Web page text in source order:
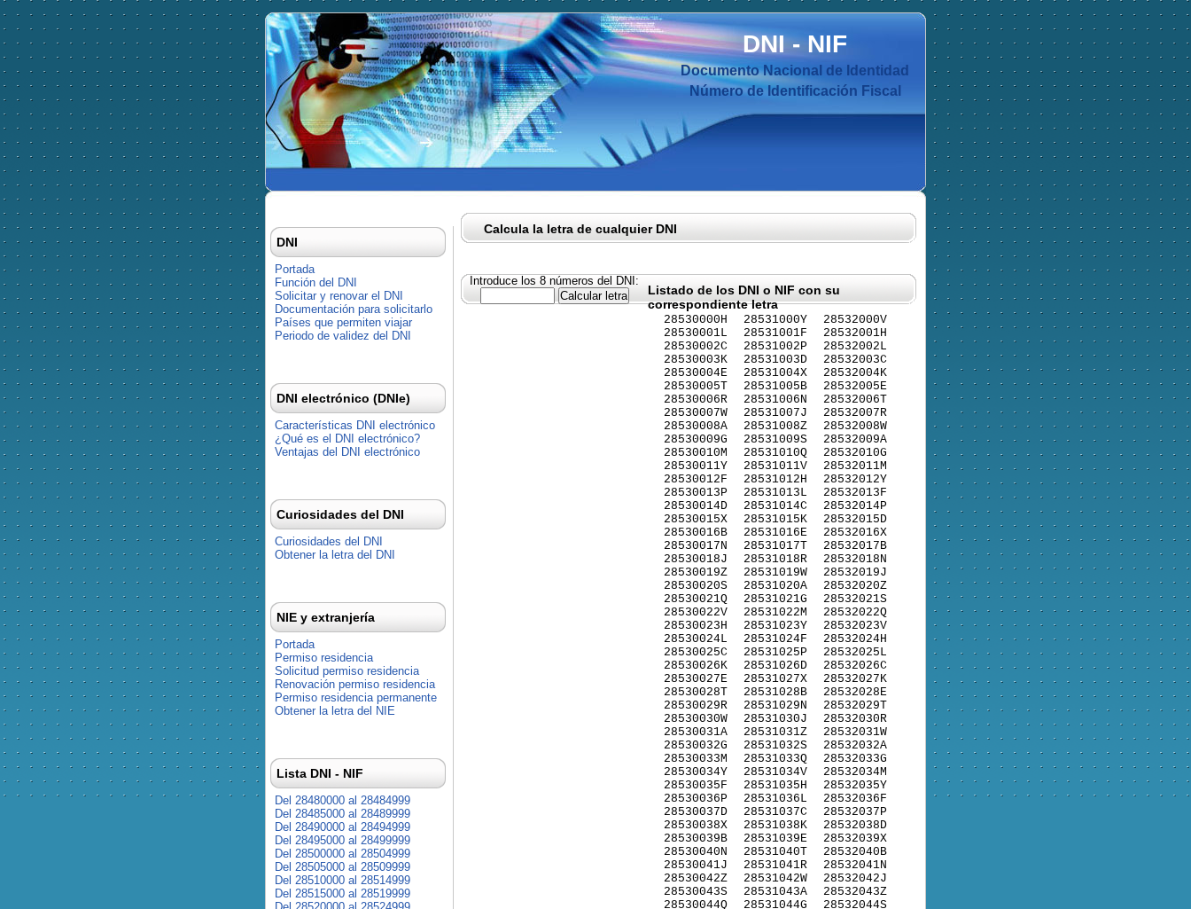
DNI-NIF
Documento Nacional de Identidad
Número de Identificación Fiscal
Calcula la letra de cualquier DNI
Introduce los 8 números del DNI:
Listado de los DNI o NIF con su
correspondiente letra
28530000H
28530001L
28530002C
28530003K
28530004E
28530005T
28530006R
28530007W
28530008A
28530009G
28530010M
28530011Y
28530012F
28530013P
28530014D
28530015X
28530016B
28530017N
28530018J
28530019Z
28530020S
28530021Q
28530022V
28530023H
28530024L
28530025C
28530026K
28530027E
28530028T
28530029R
28530030W
28530031A
28530032G
28530033M
28530034Y
28530035F
28530036P
28530037D
28530038X
28530039B
28530040N
28530041J
28530042Z
28530043S
28530044Q
28531000Y
28531001F
28531002P
28531003D
28531004X
28531005B
28531006N
28531007J
28531008Z
28531009S
28531010Q
28531011V
28531012H
28531013L
28531014C
28531015K
28531016E
28531017T
28531018R
28531019W
28531020A
28531021G
28531022M
28531023Y
28531024F
28531025P
28531026D
28531027X
28531028B
28531029N
28531030J
28531031Z
28531032S
28531033Q
28531034V
28531035H
28531036L
28531037C
28531038K
28531039E
28531040T
28531041R
28531042W
28531043A
28531044G
28532000V
28532001H
28532002L
28532003C
28532004K
28532005E
28532006T
28532007R
28532008W
28532009A
28532010G
28532011M
28532012Y
28532013F
28532014P
28532015D
28532016X
28532017B
28532018N
28532019J
28532020Z
28532021S
28532022Q
28532023V
28532024H
28532025L
28532026C
28532027K
28532028E
28532029T
28532030R
28532031W
28532032A
28532033G
28532034M
28532035Y
28532036F
28532037P
28532038D
28532039X
28532040B
28532041N
28532042J
28532043Z
28532044S
DNI
Portada
Función del DNI
Solicitar y renovar el DNI
Documentación para solicitarlo
Países que permiten viajar
Periodo de validez del DNI
DNI electrónico (DNIe)
Características DNI electrónico
¿Qué es el DNI electrónico?
Ventajas del DNI electrónico
Curiosidades del DNI
Curiosidades del DNI
Obtener la letra del DNI
NIE y extranjería
Portada
Permiso residencia
Solicitud permiso residencia
Renovación permiso residencia
Permiso residencia permanente
Obtener la letra del NIE
Lista DNI - NIF
Del 28480000 al 28484999
Del 28485000 al 28489999
Del 28490000 al 28494999
Del 28495000 al 28499999
Del 28500000 al 28504999
Del 28505000 al 28509999
Del 28510000 al 28514999
Del 28515000 al 28519999